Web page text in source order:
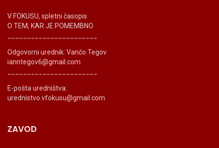
V FOKUSU, spletni časopis
O TEM, KAR JE POMEMBNO
Odgovorni urednik: Vančo Tegov
ianntegov6@gmail.com
E-pošta uredništva:
urednistvo.vfokusu@gmail.com
ZAVOD